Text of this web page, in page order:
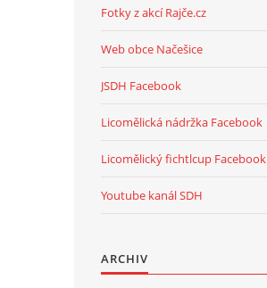
Fotky z akcí Rajče.cz
Web obce Načešice
JSDH Facebook
Licomělická nádržka Facebook
Licomělický fichtlcup Facebook
Youtube kanál SDH
ARCHIV